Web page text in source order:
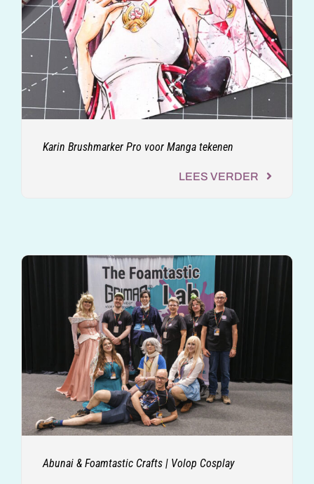
Karin Brushmarker Pro voor Manga tekenen
LEES VERDER
Abunai & Foamtastic Crafts | Volop Cosplay